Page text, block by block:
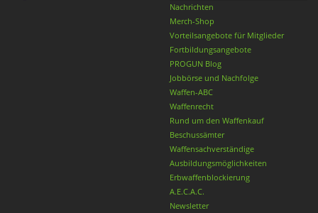
Nachrichten
Merch-Shop
Vorteilsangebote für Mitglieder
Fortbildungsangebote
PROGUN Blog
Jobbörse und Nachfolge
Waffen-ABC
Waffenrecht
Rund um den Waffenkauf
Beschussämter
Waffensachverständige
Ausbildungsmöglichkeiten
Erbwaffenblockierung
A.E.C.A.C.
Newsletter